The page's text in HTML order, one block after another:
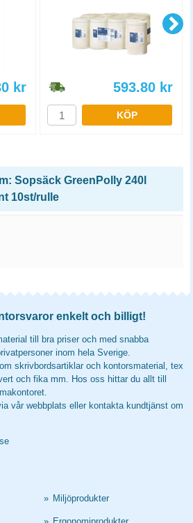
kr 593.80 kr
KÖP
Sopsäck GreenPolly 240l
10st/rulle
enkelt och billigt!
till bra priser och med snabba
inom hela Sverige.
skrivbordsartiklar och kontorsmaterial, tex
och fika mm. Hos oss hittar du allt till
vår webbplats eller kontakta kundtjänst om
» Miljöprodukter